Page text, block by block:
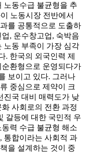
노동수급 불균형을 추
노동시장 전반에서
를 공통적으로 도출하
, 운수창고업, 숙박음
노동 부족이 가장 심각
. 한국의 외국인력 제
환형으로 운영되다가
보이고 있다. 그러나
중심으로 제약이 크
진국 대비 매력도가 낮
사회로의 전환 과정
갈등에 대한 국민적 우
력 수급 불균형 해소
통합이라는 사회적 과
을 설계하는 것이 중